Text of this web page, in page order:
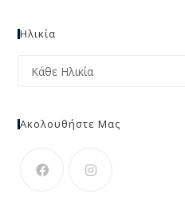
Ηλικία
Ακολουθήστε Μας